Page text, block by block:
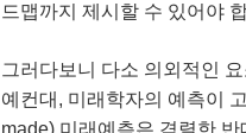
드맵까지 제시할 수 있어야
그러다보니 다소 의외적인
예컨대, 미래학자의 예측이
made) 미래예측은 격렬한